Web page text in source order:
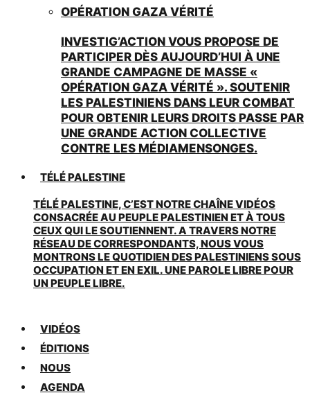
OPÉRATION GAZA VÉRITÉ
INVESTIG’ACTION VOUS PROPOSE DE
PARTICIPER DÈS AUJOURD’HUI À UNE
GRANDE CAMPAGNE DE MASSE «
OPÉRATION GAZA VÉRITÉ ». SOUTENIR
LES PALESTINIENS DANS LEUR COMBAT
POUR OBTENIR LEURS DROITS PASSE PAR
UNE GRANDE ACTION COLLECTIVE
CONTRE LES MÉDIAMENSONGES.
TÉLÉ PALESTINE
TÉLÉ PALESTINE, C’EST NOTRE CHAÎNE VIDÉOS
CONSACRÉE AU PEUPLE PALESTINIEN ET À TOUS
CEUX QUI LE SOUTIENNENT. A TRAVERS NOTRE
RÉSEAU DE CORRESPONDANTS, NOUS VOUS
MONTRONS LE QUOTIDIEN DES PALESTINIENS SOUS
OCCUPATION ET EN EXIL. UNE PAROLE LIBRE POUR
UN PEUPLE LIBRE.
VIDÉOS
ÉDITIONS
NOUS
AGENDA